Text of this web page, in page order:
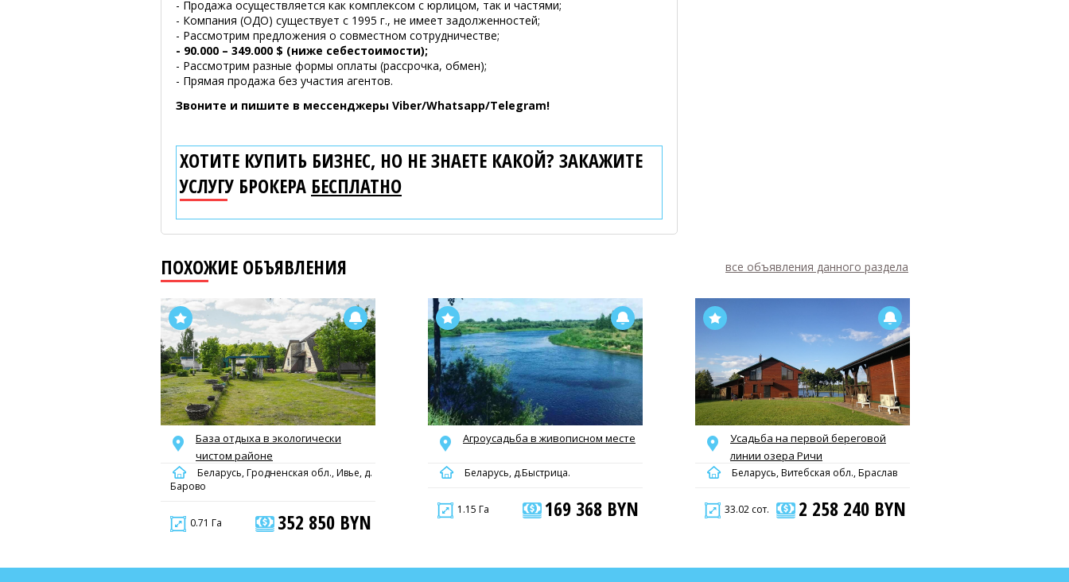
- Продажа осуществляется как комплексом с юрлицом, так и частями;
- Компания (ОДО) существует с 1995 г., не имеет задолженностей;
- Рассмотрим предложения о совместном сотрудничестве;
- 90.000 – 349.000 $ (ниже себестоимости);
- Рассмотрим разные формы оплаты (рассрочка, обмен);
- Прямая продажа без участия агентов.
Звоните и пишите в мессенджеры Viber/Whatsapp/Telegram!
ХОТИТЕ КУПИТЬ БИЗНЕС, НО НЕ ЗНАЕТЕ КАКОЙ? ЗАКАЖИТЕ
УСЛУГУ БРОКЕРА БЕСПЛАТНО
ПОХОЖИЕ ОБЪЯВЛЕНИЯ все объявления данного раздела
База отдыха в экологически
чистом районе
Беларусь, Гродненская обл., Ивье, д.
Барово
0.71 Га 352 850 BYN
Агроусадьба в живописном месте
Беларусь, д.Быстрица.
1.15 Га 169 368 BYN
Усадьба на первой береговой
линии озера Ричи
Беларусь, Витебская обл., Браслав
33.02 сот. 2 258 240 BYN